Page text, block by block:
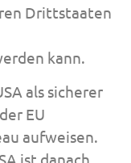
Drittstaaten
kann.
als sicherer
EU
aufweisen.